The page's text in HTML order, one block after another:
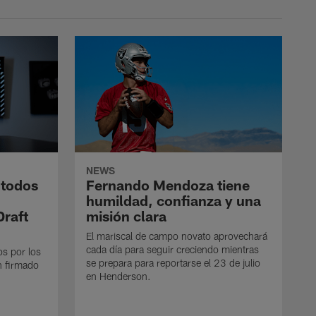
por los
firmado
NEWS
Fernando Mendoza tiene
humildad, confianza y una
misión clara
El mariscal de campo novato aprovechará
cada día para seguir creciendo mientras
se prepara para reportarse el 23 de julio
en Henderson.